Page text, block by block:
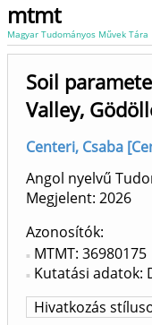
mtmt
Magyar Tudományos Művek Tára
Soil
Valley,
Centeri, Csaba
Angol nyelvű
Megjelent: 2026
Azonosítók
MTMT: 36980175
Kutatási adatok:
Hivatkozás